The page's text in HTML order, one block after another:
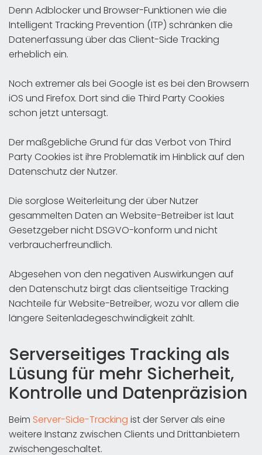
Denn Adblocker und Browser-Funktionen wie die
Intelligent Tracking Prevention (ITP) schränken die
Datenerfassung über das Client-Side Tracking
erheblich ein.
Noch extremer als bei Google ist es bei den Browsern
iOS und Firefox. Dort sind die Third Party Cookies
schon jetzt untersagt.
Der maßgebliche Grund für das Verbot von Third
Party Cookies ist ihre Problematik im Hinblick auf den
Datenschutz der Nutzer.
Die sorglose Weiterleitung der über Nutzer
gesammelten Daten an Website-Betreiber ist laut
Gesetzgeber nicht DSGVO-konform und nicht
verbraucherfreundlich.
Abgesehen von den negativen Auswirkungen auf
den Datenschutz birgt das clientseitige Tracking
Nachteile für Website-Betreiber, wozu vor allem die
längere Seitenladegeschwindigkeit zählt.
Serverseitiges Tracking als
Lüsung für mehr Sicherheit,
Kontrolle und Datenpräzision
Beim Server-Side-Tracking ist der Server als eine
weitere Instanz zwischen Clients und Drittanbietern
zwischengeschaltet.